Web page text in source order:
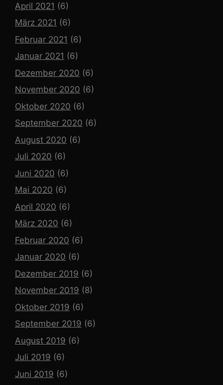
April 2021 (6)
März 2021 (6)
Februar 2021 (6)
Januar 2021 (6)
Dezember 2020 (6)
November 2020 (6)
Oktober 2020 (6)
September 2020 (6)
August 2020 (6)
Juli 2020 (6)
Juni 2020 (6)
Mai 2020 (6)
April 2020 (6)
März 2020 (6)
Februar 2020 (6)
Januar 2020 (6)
Dezember 2019 (6)
November 2019 (8)
Oktober 2019 (6)
September 2019 (6)
August 2019 (6)
Juli 2019 (6)
Juni 2019 (6)